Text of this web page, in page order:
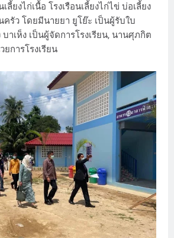
ลี้ยงไก่เนื้อ โรงเรือนเลี้ยงไก่ไข่ บ่อเลี้ยง
รัว โดยมีนายยา ยูโย๊ะ เป็นผู้รับใบ
าเห็ง เป็นผู้จัดการโรงเรียน, นานศุภกิต
ยการโรงเรียน